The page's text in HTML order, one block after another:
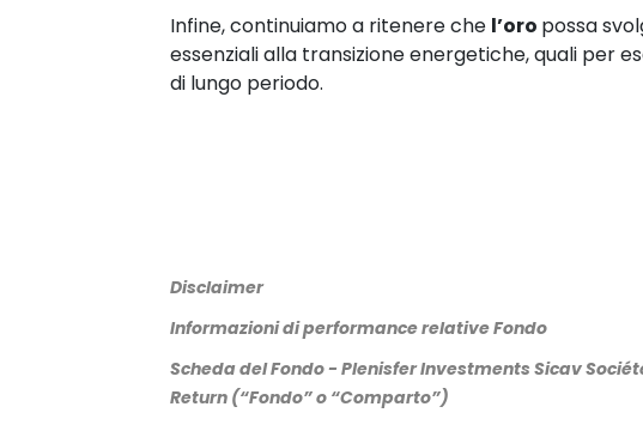
Infine, continuiamo a ritenere che l’oro possa
essenziali alla transizione energetiche, quali per
di lungo periodo.
Disclaimer
Informazioni di performance relative Fondo
Scheda del Fondo - Plenisfer Investments Sicav
Return (“Fondo” o “Comparto”)